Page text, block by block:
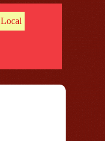
Local